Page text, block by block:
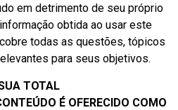
em detrimento de seu próprio
obtida ao usar este
todas as questões, tópicos
para seus objetivos.
TOTAL
É OFERECIDO COMO